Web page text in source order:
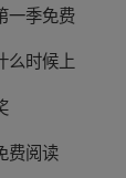
一季免费
么时候上
费阅读